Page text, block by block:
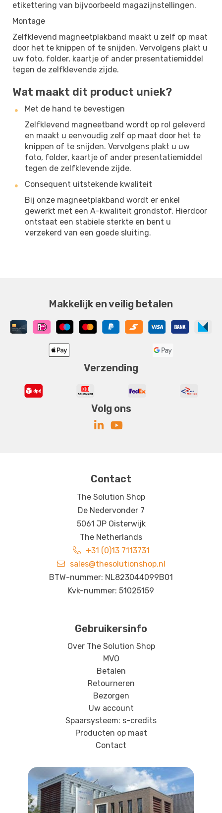
etikettering van bijvoorbeeld magazijnstellingen.
Montage
Zelfklevend magneetplakband maakt u zelf op maat
door het te knippen of te snijden. Vervolgens plakt u
uw foto, folder, kaartje of ander presentatiemiddel
tegen de zelfklevende zijde.
Wat maakt dit product uniek?
Met de hand te bevestigen
Zelfklevend magneetband wordt op rol geleverd
en maakt u eenvoudig zelf op maat door het te
knippen of te snijden. Vervolgens plakt u uw
foto, folder, kaartje of ander presentatiemiddel
tegen de zelfklevende zijde.
Consequent uitstekende kwaliteit
Bij onze magneetplakband wordt er enkel
gewerkt met een A-kwaliteit grondstof. Hierdoor
ontstaat een stabiele sterkte en bent u
verzekerd van een goede sluiting.
Makkelijk en veilig betalen
Verzending
Volg ons
Contact
The Solution Shop
De Nedervonder 7
5061 JP Oisterwijk
The Netherlands
+31 (0)13 7113731
sales@thesolutionshop.nl
BTW-nummer: NL823044099B01
Kvk-nummer: 51025159
Gebruikersinfo
Over The Solution Shop
MVO
Betalen
Retourneren
Bezorgen
Uw account
Spaarsysteem: s-credits
Producten op maat
Contact